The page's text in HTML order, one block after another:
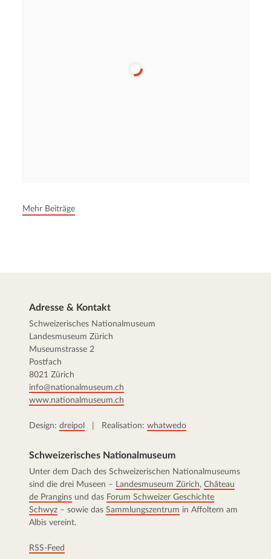
Mehr Beiträge
Adresse & Kontakt
Schweizerisches Nationalmuseum
Landesmuseum Zürich
Museumstrasse 2
Postfach
8021 Zürich
info@nationalmuseum.ch
www.nationalmuseum.ch
Design: dreipol | Realisation: whatwedo
Schweizerisches Nationalmuseum
Unter dem Dach des Schweizerischen Nationalmuseums
sind die drei Museen – Landesmuseum Zürich, Château
de Prangins und das Forum Schweizer Geschichte
Schwyz – sowie das Sammlungszentrum in Affoltern am
Albis vereint.
RSS-Feed